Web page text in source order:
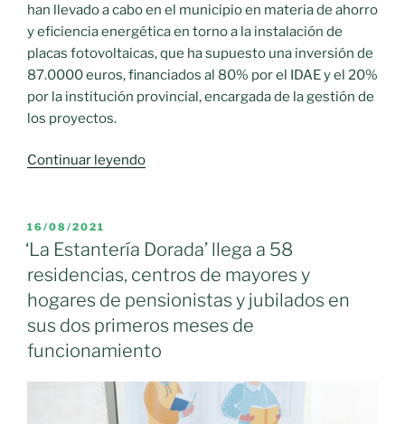
han llevado a cabo en el municipio en materia de ahorro
y eficiencia energética en torno a la instalación de
placas fotovoltaicas, que ha supuesto una inversión de
87.0000 euros, financiados al 80% por el IDAE y el 20%
por la institución provincial, encargada de la gestión de
los proyectos.
Continuar leyendo«La
de
Moral
Calatrava
ya
cuenta
una
instalación
PUBLICADO
EL
16/08/2021
‘La Estantería Dorada’ llega a 58
residencias, centros de mayores y
hogares de pensionistas y jubilados en
sus dos primeros meses de
funcionamiento